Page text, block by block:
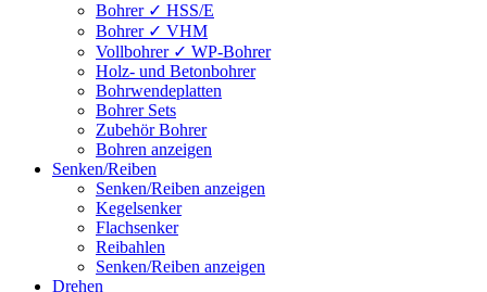
Bohrer ✓ HSS/E
Bohrer ✓ VHM
Vollbohrer ✓ WP-Bohrer
Holz- und Betonbohrer
Bohrwendeplatten
Bohrer Sets
Zubehör Bohrer
Bohren anzeigen
Senken/Reiben
Senken/Reiben anzeigen
Kegelsenker
Flachsenker
Reibahlen
Senken/Reiben anzeigen
Drehen